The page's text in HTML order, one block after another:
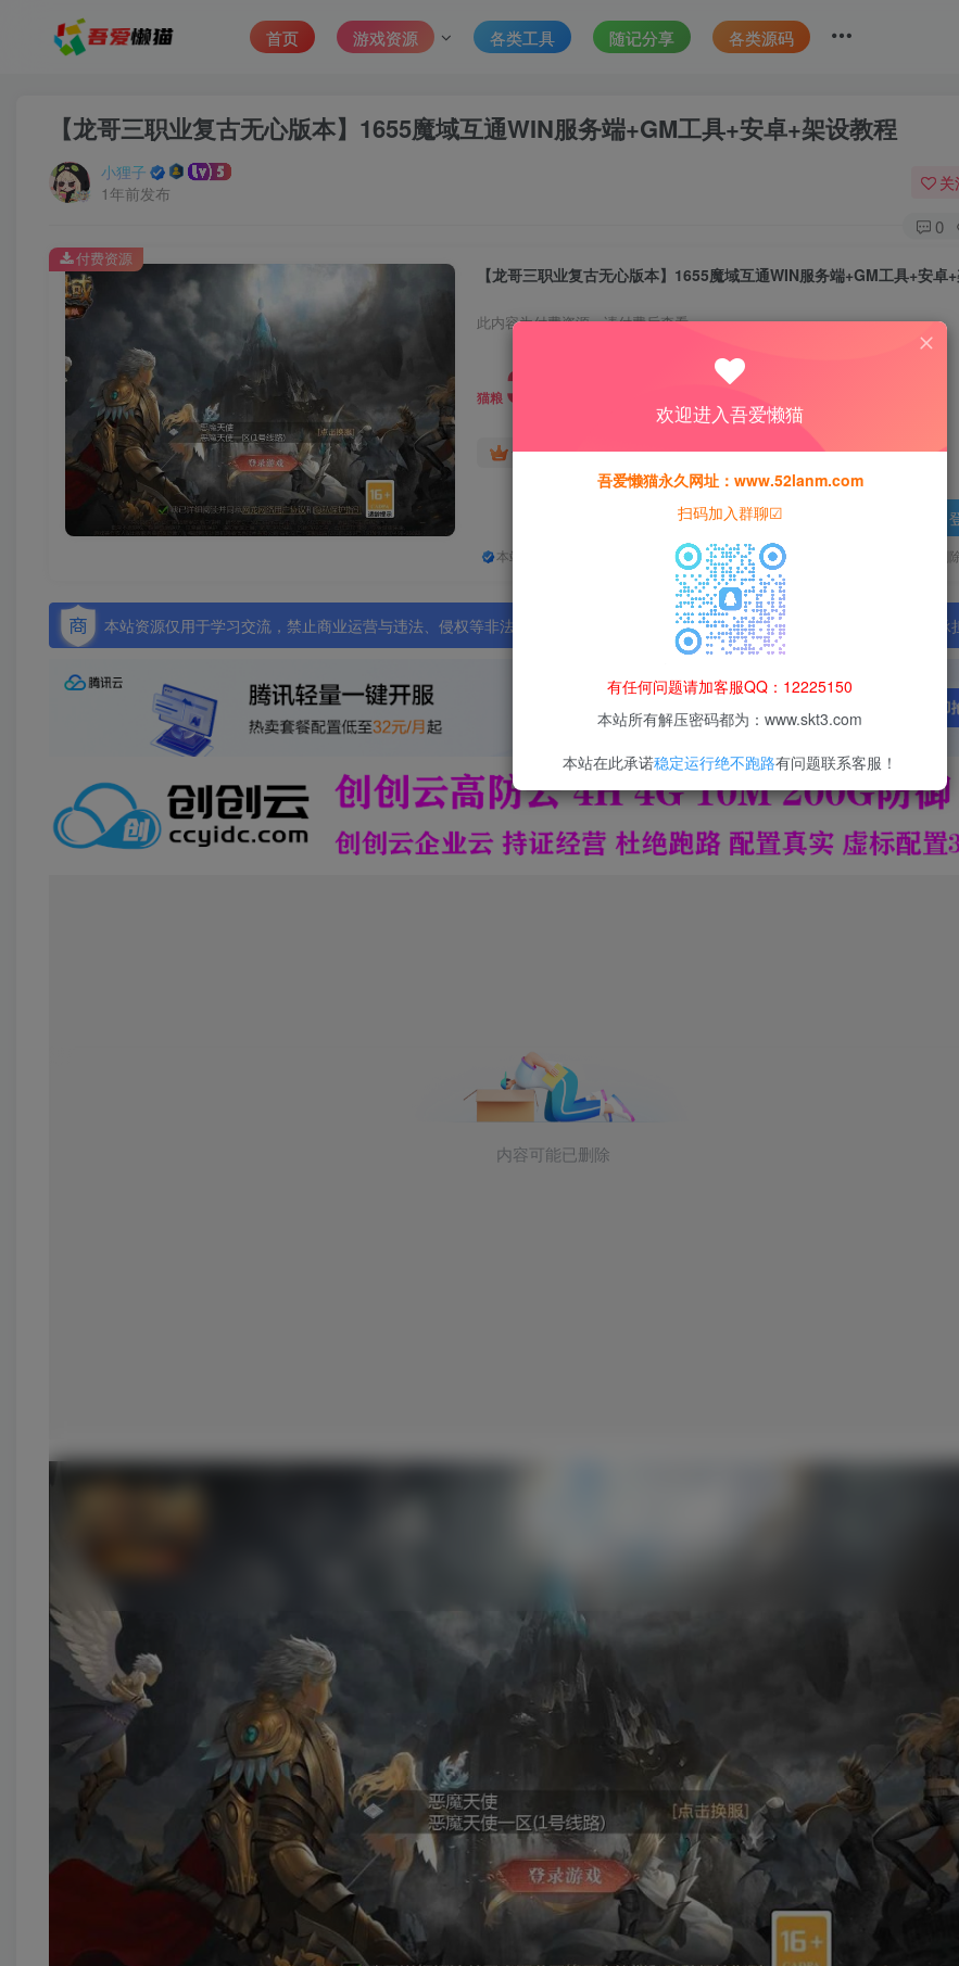
首页 游戏资源 各类工具 随记分享 各类源码
【龙哥三职业复古无心版本】1655魔域互通WIN服务端+GM工具+安卓+架设教程
小狸子
1年前发布
关
0
此内容为付费资源，请付费后查看
猫粮 30
黄金会员猫粮15 钻石会员免费
本站所有资源均为网络收集整理而来，仅供学习研究使用，请在下载后24h内删
付费资源
本站资源仅用于学习交流，禁止商业运营与违法、侵权等非法行为；资源下载后请于 24 小时内删除，违规后果由使用者自行承
欢迎进入吾爱懒猫
吾爱懒猫永久网址：www.52lanm.com
扫码加入群聊☑
有任何问题请加客服QQ：12225150
本站所有解压密码都为：www.skt3.com
本站在此承诺稳定运行绝不跑路有问题联系客服！